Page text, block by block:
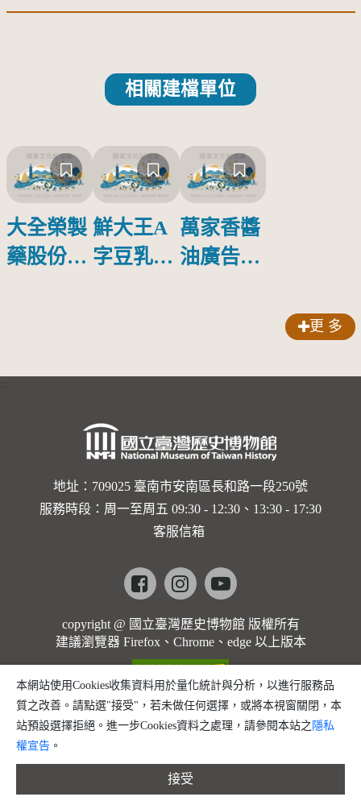
相關建檔單位
大全榮製
藥股份有
鮮大王A
字豆乳罐
萬家香醬
油廣告塑
更 多
地址：709025 臺南市安南區長和路一段250號
服務時段：周一至周五 09:30 - 12:30、13:30 - 17:30
客服信箱
Facebookinstagramyoutube
copyright @ 國立臺灣歷史博物館 版權所有
建議瀏覽器 Firefox、Chrome、edge 以上版本
本網站使用Cookies收集資料用於量化統計與分析，以進行服務品
質之改善。請點選"接受"，若未做任何選擇，或將本視窗關閉，本
站預設選擇拒絕。進一步Cookies資料之處理，請參閱本站之 隱私
權宣告 。
接受